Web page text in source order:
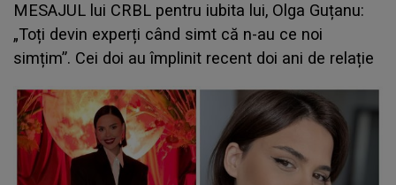
MESAJUL lui CRBL pentru iubita lui, Olga Guțanu:
„Toți devin experți când simt că n-au ce noi
simțim”. Cei doi au împlinit recent doi ani de relație